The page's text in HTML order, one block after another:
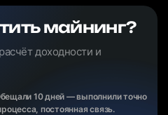
майнинг?
доходности и
10 дней — выполнили точно
постоянная связь.